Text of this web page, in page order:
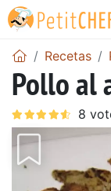
Recetas
Pollo al